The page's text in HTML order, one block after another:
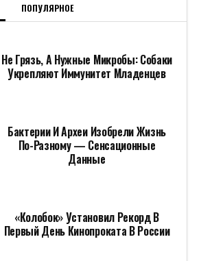
ПОПУЛЯРНОЕ
Не Грязь, А Нужные Микробы: Собаки
Укрепляют Иммунитет Младенцев
Бактерии И Археи Изобрели Жизнь
По-Разному — Сенсационные
Данные
«Колобок» Установил Рекорд В
Первый День Кинопроката В России